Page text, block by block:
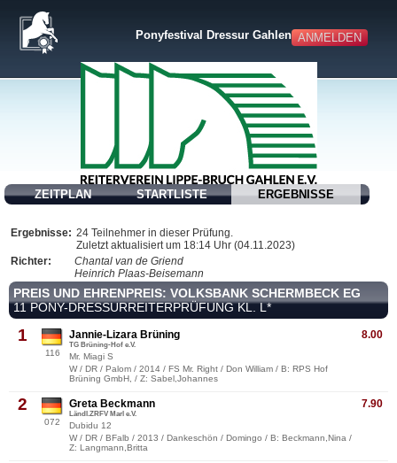
ANMELDEN
Ponyfestival Dressur Gahlen 2023
ZEITPLAN STARTLISTE ERGEBNISSE
Ergebnisse: 24 Teilnehmer in dieser Prüfung.
Zuletzt aktualisiert um 18:14 Uhr (04.11.2023)
Richter:
Chantal van de Griend
Heinrich Plaas-Beisemann
PREIS UND EHRENPREIS: VOLKSBANK SCHERMBECK EG
11 PONY-DRESSURREITERPRÜFUNG KL. L*
1
116
8.00
Jannie-Lizara Brüning
TG Brüning-Hof e.V.
Mr. Miagi S
W / DR / Palom / 2014 / FS Mr. Right / Don William / B: RPS Hof
Brüning GmbH, / Z: Sabel,Johannes
2
072
7.90
Greta Beckmann
Ländl.ZRFV Marl e.V.
Dubidu 12
W / DR / BFalb / 2013 / Dankeschön / Domingo / B: Beckmann,Nina /
Z: Langmann,Britta